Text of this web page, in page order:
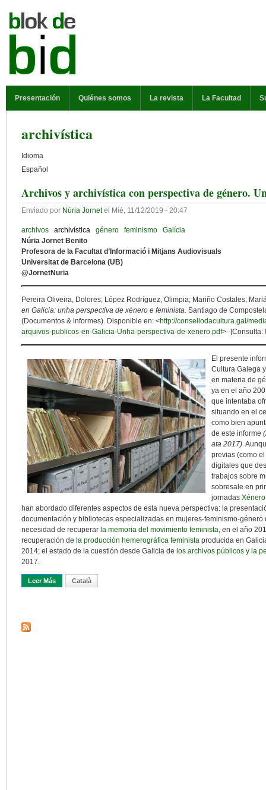
Presentación Quiénes somos La revista La Facultad
archivística
Idioma
Español
Archivos y archivística con perspectiva de género.
Enviado por Núria Jornetel Mié, 11/12/2019 - 20:47
archivos archivística género feminismo
Galícia
Núria Jornet Benito
Profesora de la Facultat d’Informació i Mitjans Audiovisuals
Universitat de Barcelona (UB)
@JornetNuria
Pereira Oliveira, Dolores; López Rodríguez, Olimpia; Mariño Costales,
en Galicia: unha perspectiva de xénero e feminista. Santiago de
(Documentos & informes). Disponible en: <http://consellodacultura.gal/
arquivos-publicos-en-Galicia-Unha-perspectiva-de-xenero.pdf>- [Consulta:
El presente
Cultura Galega
en materia de
ya en el año
que intentaba
situando en el
como bien
de este informe
ata 2017).
previas (como el
digitales que
trabajos sobre
sobresale en
jornadas
han abordado diferentes aspectos de esta nueva perspectiva: la
documentación y bibliotecas especializadas en mujeres-feminismo-
necesidad de recuperar la memoria del movimiento feminista, en el año
recuperación de la producción hemerográfica feminista producida en
2014; el estado de la cuestión desde Galicia de l os archivos públicos y la
2017.
Leer Más Sobre Archivos Y Archivística Con Perspectiva De Género. Una
Català